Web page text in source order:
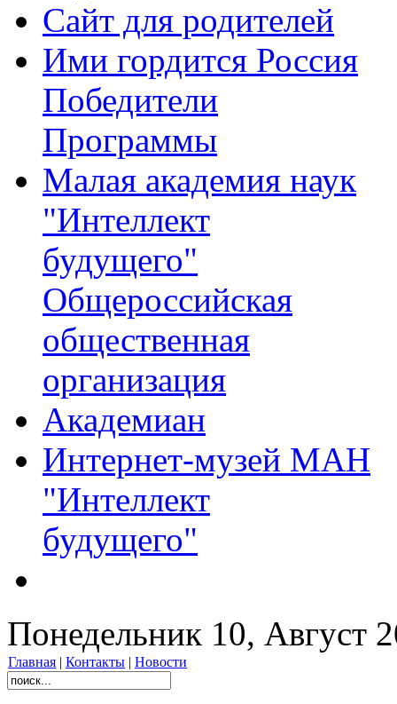
Сайт для родителей
Ими гордится Россия
Победители
Программы
Малая академия наук
"Интеллект
будущего"
Общероссийская
общественная
организация
Академиан
Интернет-музей МАН
"Интеллект
будущего"
Понедельник 10, Август
Главная | Контакты | Новости